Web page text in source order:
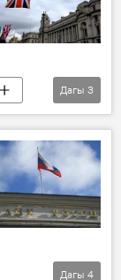
Дагы 3
Дагы 4